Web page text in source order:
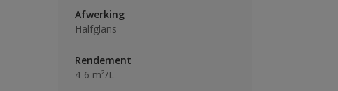
Afwerking
Halfglans
Rendement
4-6 m²/L